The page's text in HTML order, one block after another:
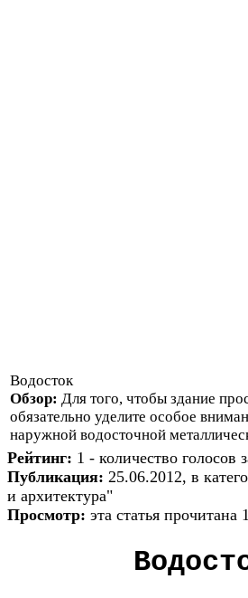
Водосток
Обзор: Для того, чтобы здание
обязательно уделите особое
наружной водосточной
Рейтинг: 1 - количество голосов
Публикация: 25.06.2012, в
и архитектура"
Просмотр: эта статья прочитана